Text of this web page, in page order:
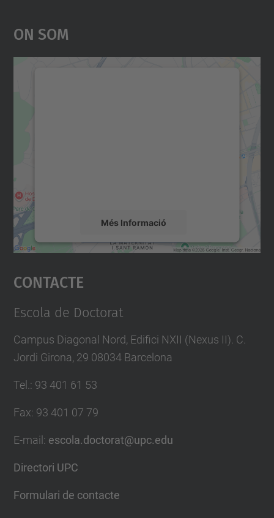
On Som
Més Informació
Accepta
powered by
Contacte
Escola de Doctorat
Campus Diagonal Nord, Edifici NXII (Nexus II). C.
Jordi Girona, 29 08034 Barcelona
Tel.: 93 401 61 53
Fax: 93 401 07 79
E-mail : escola.doctorat@upc.edu
Directori UPC
Formulari de contacte